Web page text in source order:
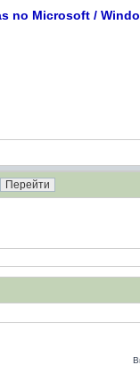
no Microsoft /